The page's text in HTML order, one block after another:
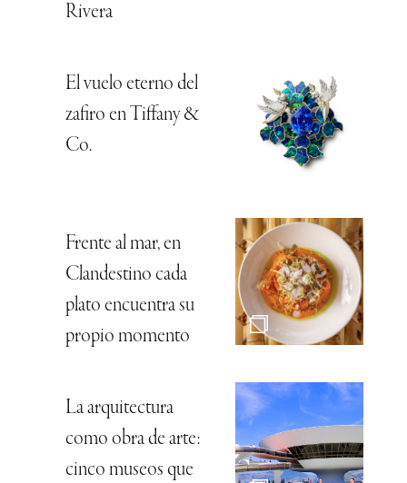
Rivera
El vuelo eterno del
zafiro en Tiffany &
Co.
Frente al mar, en
Clandestino cada
plato encuentra su
propio momento
La arquitectura
como obra de arte:
cinco museos que